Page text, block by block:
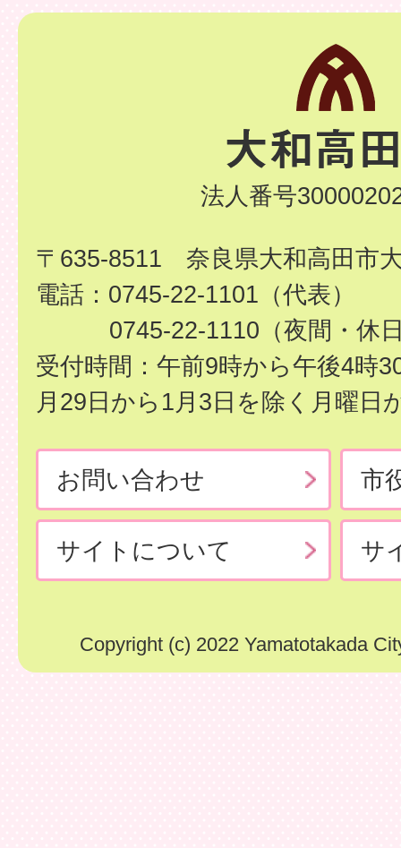
法人番号
〒635-8511 奈良県大和高田市
電話：0745-22-1101（代表）
0745-22-1110（夜間・休
受付時間：午前9時から午後4時
月29日から1月3日を除く月曜日
お問い合わせ 市
サイトについて サ
Copyright (c) 2022 Yamatotakada